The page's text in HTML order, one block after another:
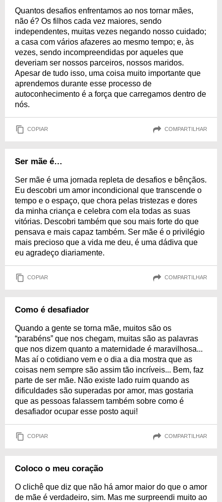
Quantos desafios enfrentamos ao nos tornar mães,
não é? Os filhos cada vez maiores, sendo
independentes, muitas vezes negando nosso cuidado;
a casa com vários afazeres ao mesmo tempo; e, às
vezes, sendo incompreendidas por aqueles que
deveriam ser nossos parceiros, nossos maridos.
Apesar de tudo isso, uma coisa muito importante que
aprendemos durante esse processo de
autoconhecimento é a força que carregamos dentro de
nós.
COPIAR COMPARTILHAR
Ser mãe é…
Ser mãe é uma jornada repleta de desafios e bênçãos.
Eu descobri um amor incondicional que transcende o
tempo e o espaço, que chora pelas tristezas e dores
da minha criança e celebra com ela todas as suas
vitórias. Descobri também que sou mais forte do que
pensava e mais capaz também. Ser mãe é o privilégio
mais precioso que a vida me deu, é uma dádiva que
eu agradeço diariamente.
COPIAR COMPARTILHAR
Como é desafiador
Quando a gente se torna mãe, muitos são os
“parabéns” que nos chegam, muitas são as palavras
que nos dizem quanto a maternidade é maravilhosa...
Mas aí o cotidiano vem e o dia a dia mostra que as
coisas nem sempre são assim tão incríveis... Bem, faz
parte de ser mãe. Não existe lado ruim quando as
dificuldades são superadas por amor, mas gostaria
que as pessoas falassem também sobre como é
desafiador ocupar esse posto aqui!
COPIAR COMPARTILHAR
Coloco o meu coração
O clichê que diz que não há amor maior do que o amor
de mãe é verdadeiro, sim. Mas me surpreendi muito ao